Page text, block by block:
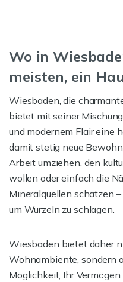
Wo in
meisten, ein
Wiesbaden, die
bietet mit seiner
und modernem Flair eine
damit stetig neue
Arbeit umziehen, den
wollen oder einfach die
Mineralquellen schätzen
um Wurzeln zu schlagen.
Wiesbaden bietet daher
Wohnambiente, sondern
Möglichkeit, Ihr